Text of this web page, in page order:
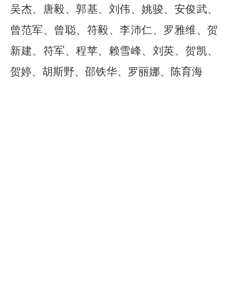
吴杰、唐毅、郭基、刘伟、姚骏、安俊武、
曾范军、曾聪、符毅、李沛仁、罗雅维、贺
新建、符军、程苹、赖雪峰、刘英、贺凯、
贺婷、胡斯野、邵铁华、罗丽娜、陈育海